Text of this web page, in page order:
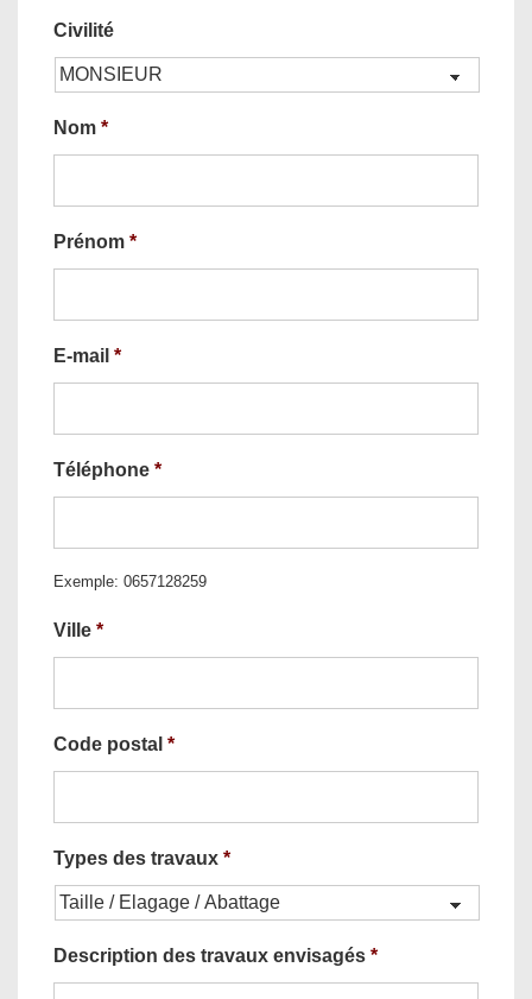
Civilité
Nom *
Prénom *
E-mail *
Téléphone *
Exemple: 0657128259
Ville *
Code postal *
Types des travaux *
Description des travaux envisagés *